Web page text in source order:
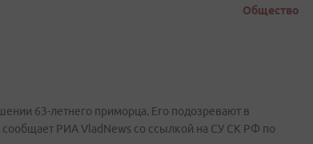
Общество
63-летнего приморца. Его подозревают в
сообщает РИА VladNews со ссылкой на СУ СК РФ по